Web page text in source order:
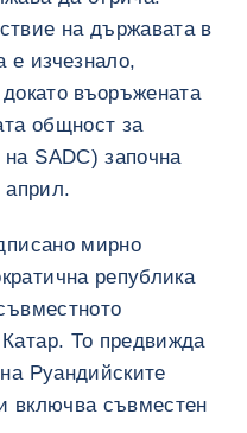
на държавата в
е изчезнало,
въоръжената
общност за
SADC) започна
април.
мирно
република
То предвижда
Руандийските
включва съвместен